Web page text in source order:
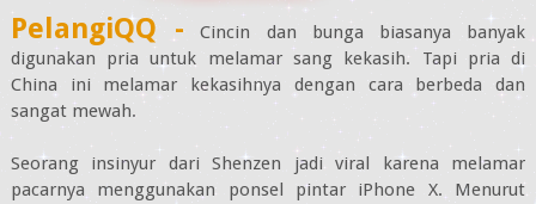
PelangiQQ - Cincin dan bunga biasanya banyak
digunakan pria untuk melamar sang kekasih. Tapi pria di
China ini melamar kekasihnya dengan cara berbeda dan
sangat mewah.
Seorang insinyur dari Shenzen jadi viral karena melamar
pacarnya menggunakan ponsel pintar iPhone X. Menurut